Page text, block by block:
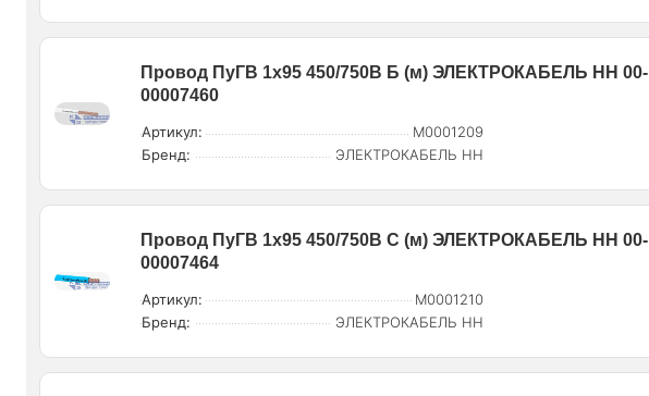
Провод ПуГВ 1х95 450/750В Б (м) ЭЛЕКТРОКАБЕЛЬ НН 00-
00007460
Артикул:
M0001209
Бренд:
ЭЛЕКТРОКАБЕЛЬ НН
Провод ПуГВ 1х95 450/750В С (м) ЭЛЕКТРОКАБЕЛЬ НН 00-
00007464
Артикул:
M0001210
Бренд:
ЭЛЕКТРОКАБЕЛЬ НН